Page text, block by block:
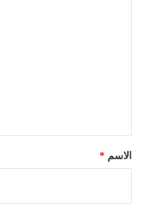
*الاسم *